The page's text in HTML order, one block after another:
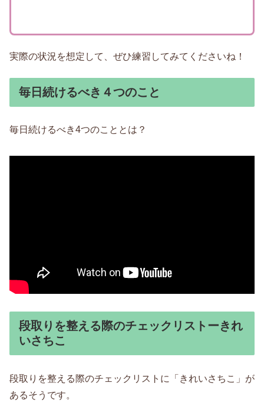
実際の状況を想定して、ぜひ練習してみてくださいね！
毎日続けるべき４つのこと
毎日続けるべき4つのこととは？
段取りを整える際のチェックリストーきれ
いさちこ
段取りを整える際のチェックリストに「きれいさちこ」が
あるそうです。